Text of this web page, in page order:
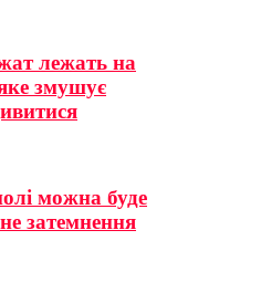
лежать на
змушує
можна буде
затемнення